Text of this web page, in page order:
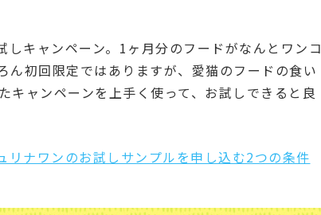
キャンペーン。1ヶ月分のフードがなんとワンコ
ん初回限定ではありますが、愛猫のフードの食い
キャンペーンを上手く使って、お試しできると良
リナワンのお試しサンプルを申し込む2つの条件